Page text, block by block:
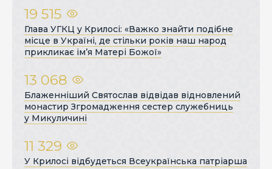
19 515
Глава УГКЦ у Крилосі: «Важко знайти подібне
місце в Україні, де стільки років наш народ
прикликає ім’я Матері Божої»
13 068
Блаженніший Святослав відвідав відновлений
монастир Згромадження сестер служебниць
у Микуличині
11 329
У Крилосі відбудеться Всеукраїнська патріарша